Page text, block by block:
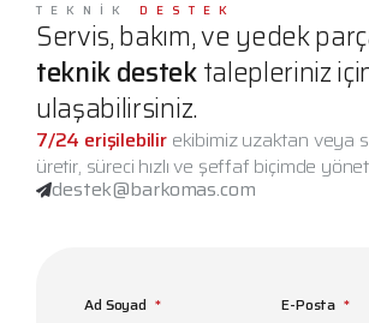
TEKNİK DESTEK
Servis, bakım, ve yedek
teknik destektalepleriniz
ulaşabilirsiniz.
7/24 erişilebilirekibimiz uzaktan veya
üretir, süreci hızlı ve şeffaf biçimde
destek@barkomas.com
Ad Soyad * E-Posta *